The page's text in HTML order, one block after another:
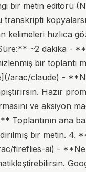
metin editörü
kelimeleri hızlıca
~2 dakika -
bir toplantı
arac/claude) -
Hazır
ve aksiyon
ana
bir metin. 4.
fireflies-ai) - **Ne